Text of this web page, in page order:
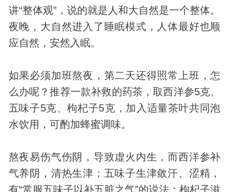
讲“整体观”，说的就是人和大自然是一个整体。
夜晚，大自然进入了睡眠模式，人体最好也顺
应自然，安然入眠。
如果必须加班熬夜，第二天还得照常上班，怎
么办呢？推荐一款补救的药茶，取西洋参5克、
五味子5克、枸杞子5克，加入适量茶叶共同泡
水饮用，可酌加蜂蜜调味。
熬夜易伤气伤阴，导致虚火内生，而西洋参补
气养阴，清热生津；五味子生津敛汗、涩精，
有“常服五味子以补五脏之气”的说法；枸杞子滋